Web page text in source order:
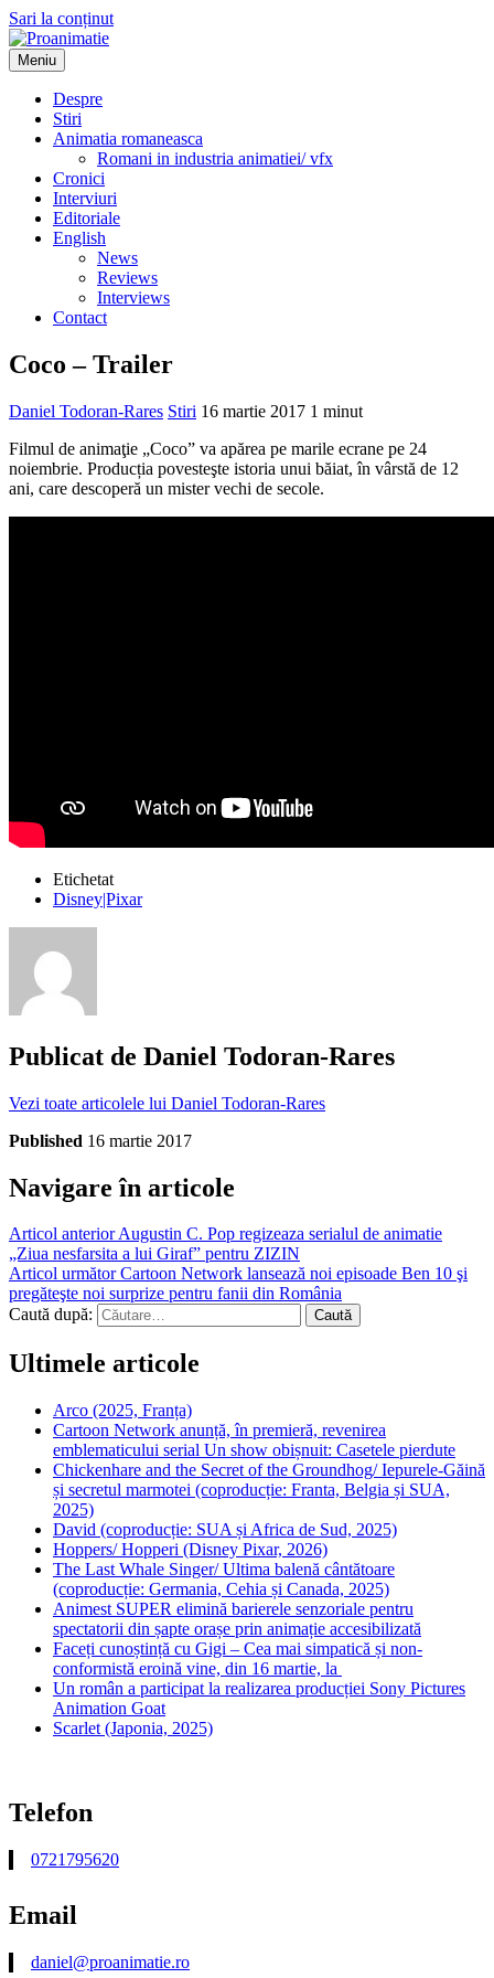
Sari la conținut
Proanimatie
Stiri despre filme de animatie
Meniu
Despre
Stiri
Animatia romaneasca
Romani in industria animatiei/ vfx
Cronici
Interviuri
Editoriale
English
News
Reviews
Interviews
Contact
Coco – Trailer
Daniel Todoran-Rares Stiri 16 martie 2017 1 minut
Filmul de animaţie „Coco” va apărea pe marile ecrane pe 24
noiembrie. Producția povesteşte istoria unui băiat, în vârstă de 12
ani, care descoperă un mister vechi de secole.
Etichetat
Disney|Pixar
Publicat de Daniel Todoran-Rares
Vezi toate articolele lui Daniel Todoran-Rares
Published 16 martie 2017
Navigare în articole
Articol anteriorAugustin C. Pop regizeaza serialul de animatie
„Ziua nesfarsita a lui Giraf” pentru ZIZIN
Articol următorCartoon Network lansează noi episoade Ben 10 şi
pregăteşte noi surprize pentru fanii din România
Caută după:
Ultimele articole
Arco (2025, Franța)
Cartoon Network anunță, în premieră, revenirea
emblematicului serial Un show obișnuit: Casetele pierdute
Chickenhare and the Secret of the Groundhog/ Iepurele-Găină
și secretul marmotei (coproducție: Franta, Belgia și SUA,
2025)
David (coproducție: SUA și Africa de Sud, 2025)
Hoppers/ Hopperi (Disney Pixar, 2026)
The Last Whale Singer/ Ultima balenă cântătoare
(coproducție: Germania, Cehia și Canada, 2025)
Animest SUPER elimină barierele senzoriale pentru
spectatorii din șapte orașe prin animație accesibilizată
Faceți cunoștință cu Gigi – Cea mai simpatică și non-
conformistă eroină vine, din 16 martie, la
Un român a participat la realizarea producției Sony Pictures
Animation Goat
Scarlet (Japonia, 2025)
Telefon
0721795620
Email
daniel@proanimatie.ro